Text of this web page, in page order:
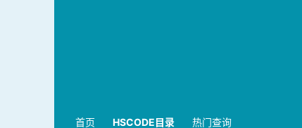
首页 HSCODE目录 热门查询